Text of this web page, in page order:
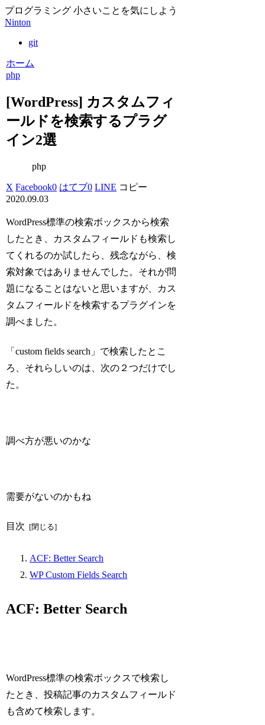
プログラミング 小さいことを気にしよう
Ninton
git
ホーム
php
[WordPress] カスタムフィ
ールドを検索するプラグ
イン2選
php
X Facebook0 はてブ0 LINE コピー
2020.09.03
WordPress標準の検索ボックスから検索
したとき、カスタムフィールドも検索し
てくれるのか試したら、残念ながら、検
索対象ではありませんでした。それが問
題になることはないと思いますが、カス
タムフィールドを検索するプラグインを
調べました。
「custom fields search」で検索したとこ
ろ、それらしいのは、次の２つだけでし
た。
調べ方が悪いのかな
需要がないのかもね
目次
ACF: Better Search
WP Custom Fields Search
ACF: Better Search
WordPress標準の検索ボックスで検索し
たとき、投稿記事のカスタムフィールド
も含めて検索します。